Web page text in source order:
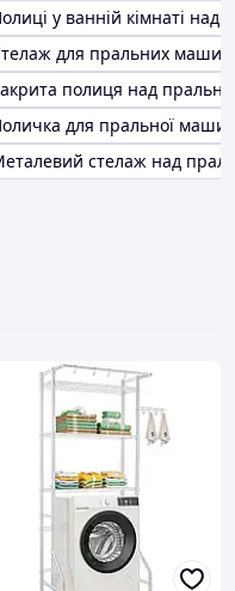
у ванній кімнаті
для пральних машин
полиця над
для пральної
стелаж над